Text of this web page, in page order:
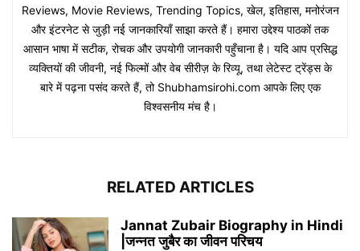
Reviews, Movie Reviews, Trending Topics, खेल, इतिहास, मनोरंजन
और इंटरनेट से जुड़ी नई जानकारियाँ साझा करते हैं। हमारा उद्देश्य पाठकों तक
आसान भाषा में सटीक, रोचक और उपयोगी जानकारी पहुँचाना है। यदि आप प्रसिद्ध
व्यक्तियों की जीवनी, नई फिल्मों और वेब सीरीज़ के रिव्यू, तथा लेटेस्ट ट्रेंड्स के
बारे में पढ़ना पसंद करते हैं, तो Shubhamsirohi.com आपके लिए एक
विश्वसनीय मंच है।
RELATED ARTICLES
Jannat Zubair Biography in Hindi
|जन्नत जुबैर का जीवन परिचय